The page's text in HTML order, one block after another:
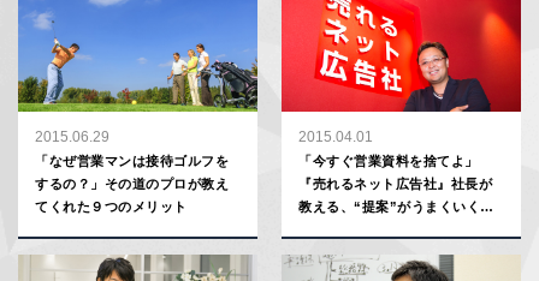
2015.06.29
「なぜ営業マンは接待ゴルフを
するの？」その道のプロが教え
てくれた９つのメリット
2015.04.01
「今すぐ営業資料を捨てよ」
『売れるネット広告社』社長が
教える、“提案”がうまくいく４